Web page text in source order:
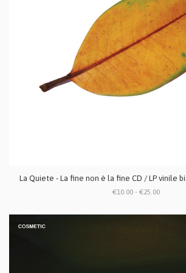
La Quiete - La fine non è la fine CD / LP vinile
€10.00 - €25.00